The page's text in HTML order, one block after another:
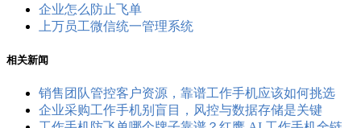
企业怎么防止飞单
上万员工微信统一管理系统
相关新闻
销售团队管控客户资源，靠谱工作手机应该如何挑选
企业采购工作手机别盲目，风控与数据存储是关键